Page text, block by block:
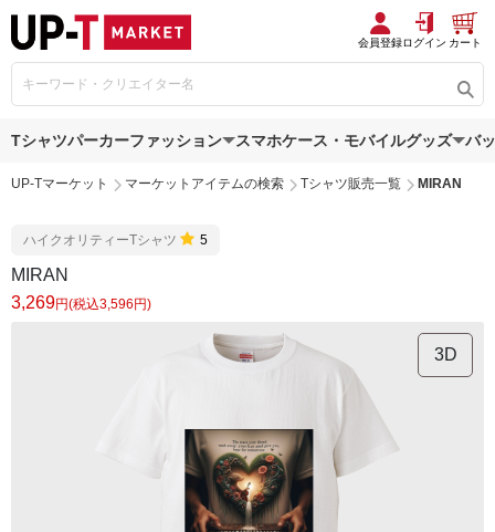
会員登録ログイン カート
Tシャツパーカーファッション スマホケース・モバイルグッズ バ
UP-Tマーケット マーケットアイテムの検索 Tシャツ販売一覧 MIRAN
ハイクオリティーTシャツ 5
MIRAN
3,269円(税込3,596円)
3D